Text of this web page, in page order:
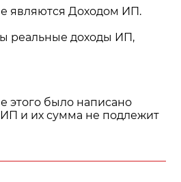
являются Доходом ИП.
реальные доходы ИП,
этого было написано
и их сумма не подлежит